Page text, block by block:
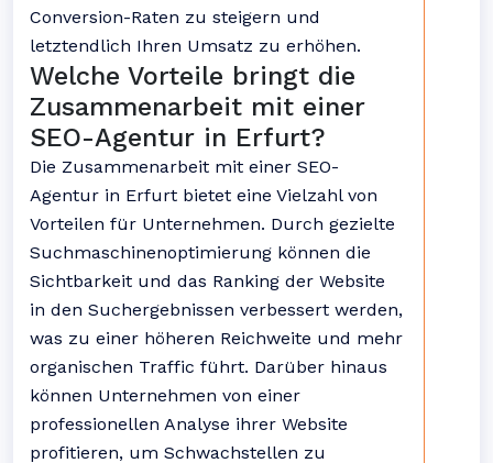
Conversion-Raten zu steigern und
letztendlich Ihren Umsatz zu erhöhen.
Welche Vorteile bringt die
Zusammenarbeit mit einer
SEO-Agentur in Erfurt?
Die Zusammenarbeit mit einer SEO-
Agentur in Erfurt bietet eine Vielzahl von
Vorteilen für Unternehmen. Durch gezielte
Suchmaschinenoptimierung können die
Sichtbarkeit und das Ranking der Website
in den Suchergebnissen verbessert werden,
was zu einer höheren Reichweite und mehr
organischen Traffic führt. Darüber hinaus
können Unternehmen von einer
professionellen Analyse ihrer Website
profitieren, um Schwachstellen zu